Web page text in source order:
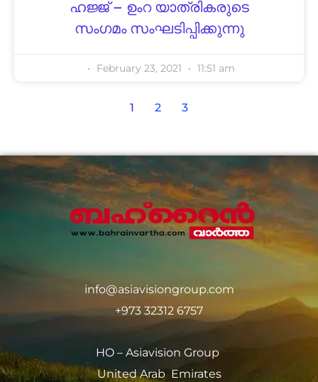
ഹജ്ജ് – ഉംറ യാത്രികരുടെ
സംഗമം സംഘടിപ്പിക്കുന്നു
February 23, 2021 11:51 am
1 2 3
info@asiavisiongroup.com
+973 32312 6757
HO – Asiavision Group
United Arab Emirates